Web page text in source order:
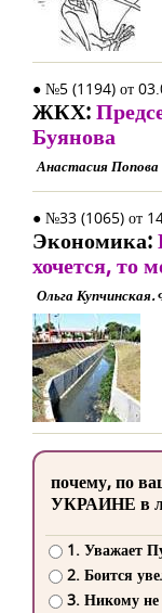
● №5 (1194) от
ЖКХ:
Буянова
Анастасия Попова
● №33 (1065) от
Экономика:
хочется, то
Ольга
почему, по
УКРАИНЕ в
1. Уважает
2. Боится
3. Никому не